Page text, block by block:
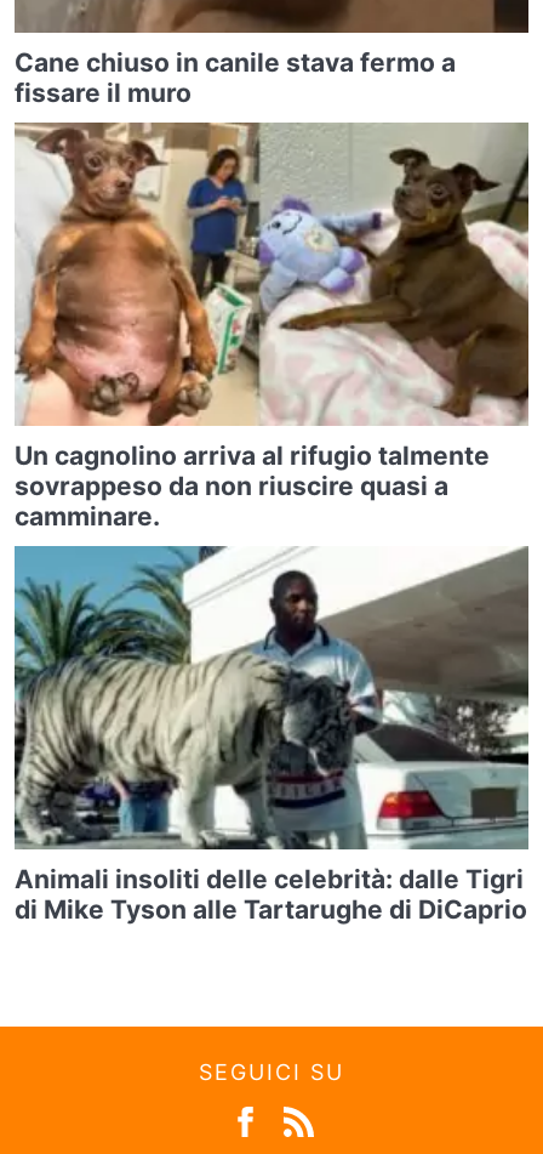
Cane chiuso in canile stava fermo a
fissare il muro
Un cagnolino arriva al rifugio talmente
sovrappeso da non riuscire quasi a
camminare.
Animali insoliti delle celebrità: dalle Tigri
di Mike Tyson alle Tartarughe di DiCaprio
SEGUICI SU